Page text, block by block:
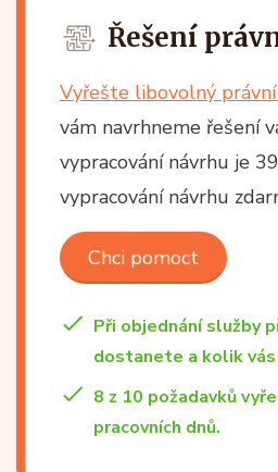
Řešení
Vyřešte libovolný
vám navrhneme řešení
vypracování návrhu je
vypracování návrhu
Chci pomoct
Při objednání služby
dostanete a kolik
8 z 10 požadavků
pracovních dnů.